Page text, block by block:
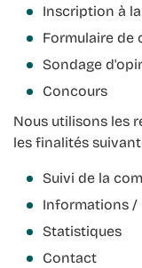
Inscription à
Formulaire
Sondage
Concours
Nous utilisons les renseignements ainsi collectés pour
les finalités
Suivi de la
Informations
Statistiques
Contact